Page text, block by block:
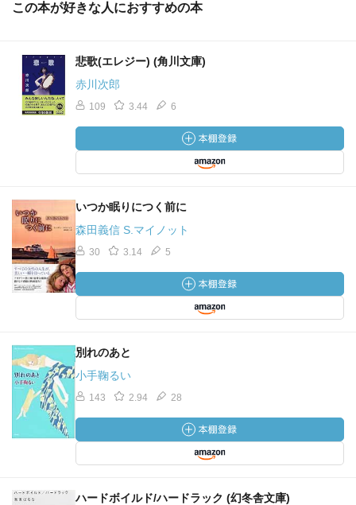
この本が好きな人におすすめの本
悲歌(エレジー) (角川文庫)
赤川次郎
109 3.44 6
いつか眠りにつく前に
森田義信 S.マイノット
30 3.14 5
別れのあと
小手鞠るい
143 2.94 28
ハードボイルド/ハードラック (幻冬舎文庫)